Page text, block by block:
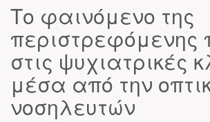
Το φαινόμενο της
περιστρεφόμενης
στις ψυχιατρικές
μέσα από την
νοσηλευτών